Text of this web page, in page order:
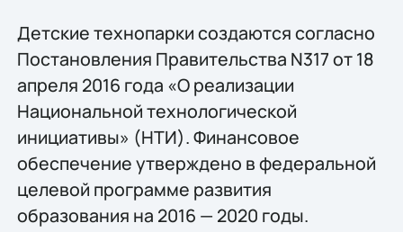
Детские технопарки создаются согласно
Постановления Правительства N317 от 18
апреля 2016 года «О реализации
Национальной технологической
инициативы» (НТИ). Финансовое
обеспечение утверждено в федеральной
целевой программе развития
образования на 2016 — 2020 годы.